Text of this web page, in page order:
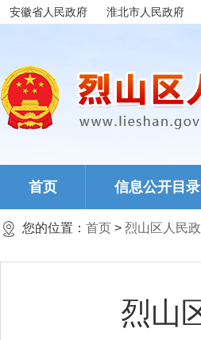
安徽省人民政府 淮北市人民政府
首页 信息公开目录
您的位置： 首页 > 烈山区人民
烈山